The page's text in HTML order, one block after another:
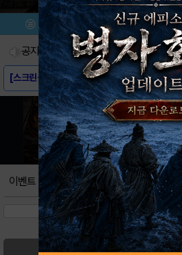
메뉴 이벤트/미션
공지사항
[스크린샷] - 히어로즈 오브 퍼즐
[게임소개] - 히어로즈 오브 퍼즐
[모비 사전예약] 히어로즈 오브 퍼즐
이벤트
검색